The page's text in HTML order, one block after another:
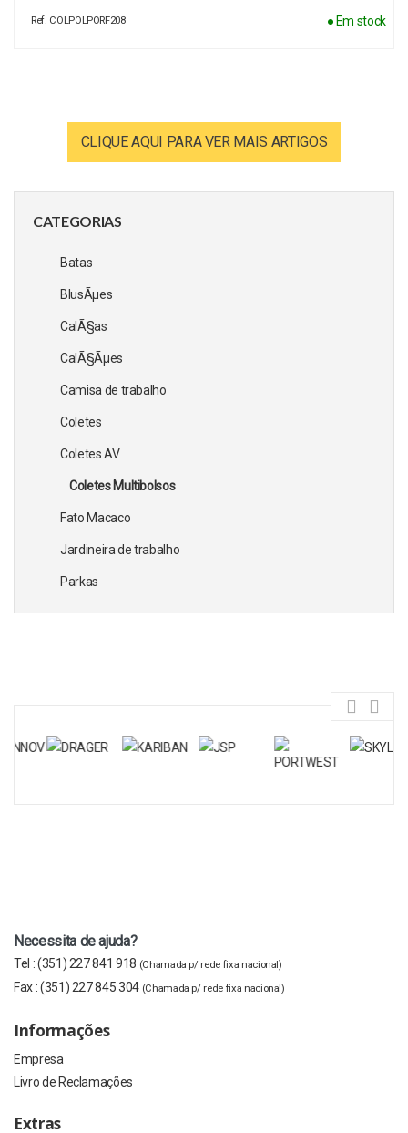
CATEGORIAS
Batas
BlusÃµes
CalÃ§as
CalÃ§Ãµes
Camisa de trabalho
Coletes
Coletes AV
Coletes Multibolsos
Fato Macaco
Jardineira de trabalho
Parkas
Ref. COLPOLPORF208 ● Em stock
CLIQUE AQUI PARA VER MAIS ARTIGOS
Necessita de ajuda?
Tel :(351) 227 841 918 (Chamada p/ rede fixa nacional)
Fax :(351) 227 845 304 (Chamada p/ rede fixa nacional)
Informações
Empresa
Livro de Reclamações
Extras